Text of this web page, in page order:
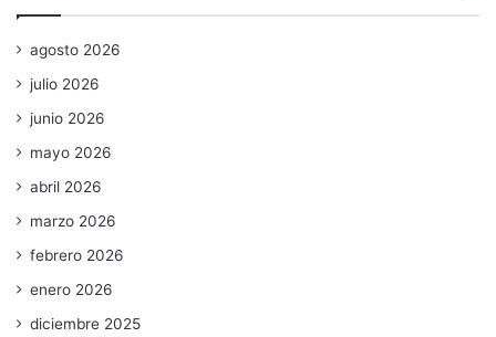
agosto 2026
julio 2026
junio 2026
mayo 2026
abril 2026
marzo 2026
febrero 2026
enero 2026
diciembre 2025